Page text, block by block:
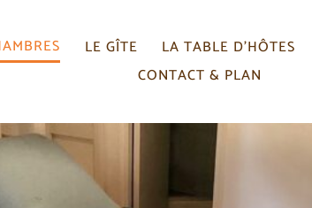
LE GÎTE LA TABLE D’HÔTES
CONTACT & PLAN